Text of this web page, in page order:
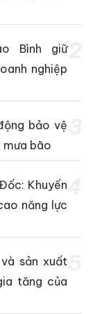
Bình giữ
nghiệp
bảo vệ
mưa bão
Khuyến
năng lực
sản xuất
tăng của